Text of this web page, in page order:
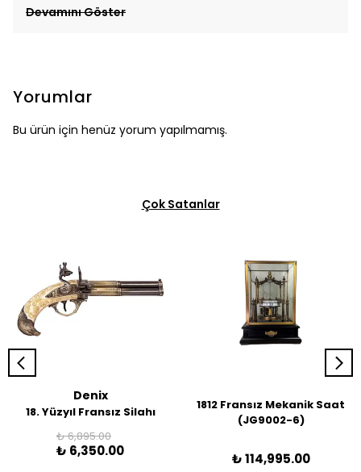
Devamını Göster
Yorumlar
Bu ürün için henüz yorum yapılmamış.
Çok Satanlar
Denix
18. Yüzyıl Fransız Silahı
₺ 6,895.00
₺ 6,350.00
1812 Fransız Mekanik Saat
(JG9002-6)
₺ 114,995.00